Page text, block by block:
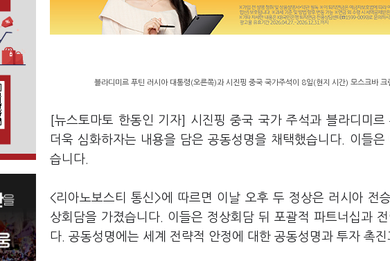
블라디미르 푸틴 러시아 대통령(오른쪽)과 시진핑 중국 국가주석이 8일(현지 시간) 모스크바
[뉴스토마토 한동인 기자] 시진핑 중국 국가 주석과 블라디미
더욱 심화하자는 내용을 담은 공동성명을 채택했습니다. 이들
습니다.
<리아노보스티 통신>에 따르면 이날 오후 두 정상은 러시아 전
상회담을 가졌습니다. 이들은 정상회담 뒤 포괄적 파트너십과
다. 공동성명에는 세계 전략적 안정에 대한 공동성명과 투자 촉